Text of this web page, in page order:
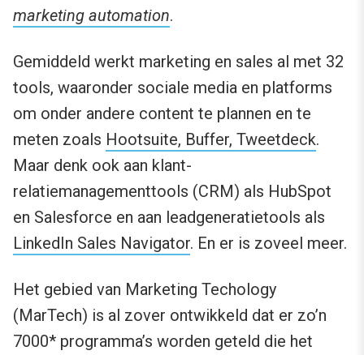
marketing automation.
Gemiddeld werkt marketing en sales al met 32
tools, waaronder sociale media en platforms
om onder andere content te plannen en te
meten zoals Hootsuite, Buffer, Tweetdeck.
Maar denk ook aan klant-
relatiemanagementtools (CRM) als HubSpot
en Salesforce en aan leadgeneratietools als
LinkedIn Sales Navigator. En er is zoveel meer.
Het gebied van Marketing Techology
(MarTech) is al zover ontwikkeld dat er zo’n
7000* programma’s worden geteld die het